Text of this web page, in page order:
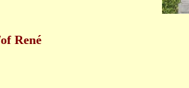
René